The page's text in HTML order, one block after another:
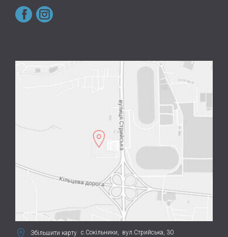
Збільшити карту с.Сокільники, вул.Стрийська, 30